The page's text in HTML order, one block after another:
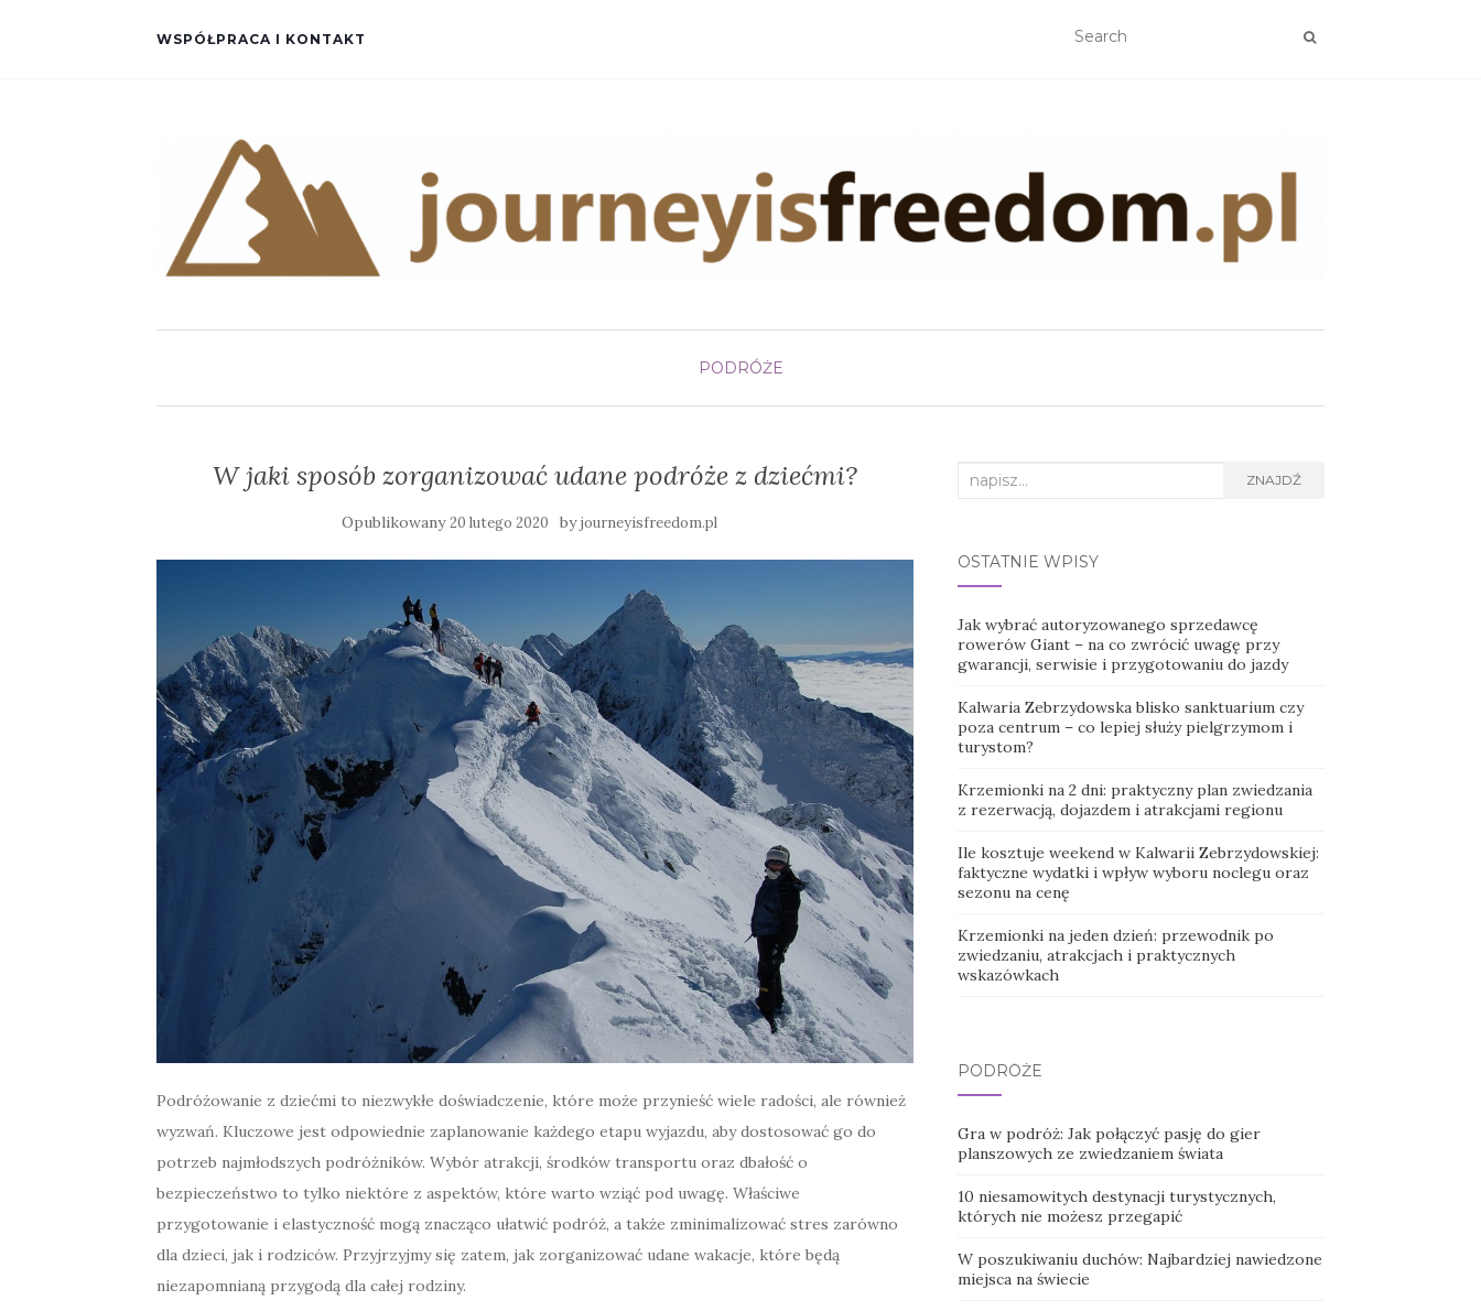
WSPÓŁPRACA I KONTAKT
PODRÓŻE
W jaki sposób zorganizować udane podróże z dziećmi?
Opublikowany20 lutego 2020 byjourneyisfreedom.pl
Podróżowanie z dziećmi to niezwykłe doświadczenie, które może przynieść wiele radości, ale również
wyzwań. Kluczowe jest odpowiednie zaplanowanie każdego etapu wyjazdu, aby dostosować go do
potrzeb najmłodszych podróżników. Wybór atrakcji, środków transportu oraz dbałość o
bezpieczeństwo to tylko niektóre z aspektów, które warto wziąć pod uwagę. Właściwe
przygotowanie i elastyczność mogą znacząco ułatwić podróż, a także zminimalizować stres zarówno
dla dzieci, jak i rodziców. Przyjrzyjmy się zatem, jak zorganizować udane wakacje, które będą
niezapomnianą przygodą dla całej rodziny.
Search
ZNAJDŹ
OSTATNIE WPISY
Jak wybrać autoryzowanego sprzedawcę
rowerów Giant – na co zwrócić uwagę przy
gwarancji, serwisie i przygotowaniu do jazdy
Kalwaria Zebrzydowska blisko sanktuarium czy
poza centrum – co lepiej służy pielgrzymom i
turystom?
Krzemionki na 2 dni: praktyczny plan zwiedzania
z rezerwacją, dojazdem i atrakcjami regionu
Ile kosztuje weekend w Kalwarii Zebrzydowskiej:
faktyczne wydatki i wpływ wyboru noclegu oraz
sezonu na cenę
Krzemionki na jeden dzień: przewodnik po
zwiedzaniu, atrakcjach i praktycznych
wskazówkach
PODRÓŻE
Gra w podróż: Jak połączyć pasję do gier
planszowych ze zwiedzaniem świata
10 niesamowitych destynacji turystycznych,
których nie możesz przegapić
W poszukiwaniu duchów: Najbardziej nawiedzone
miejsca na świecie